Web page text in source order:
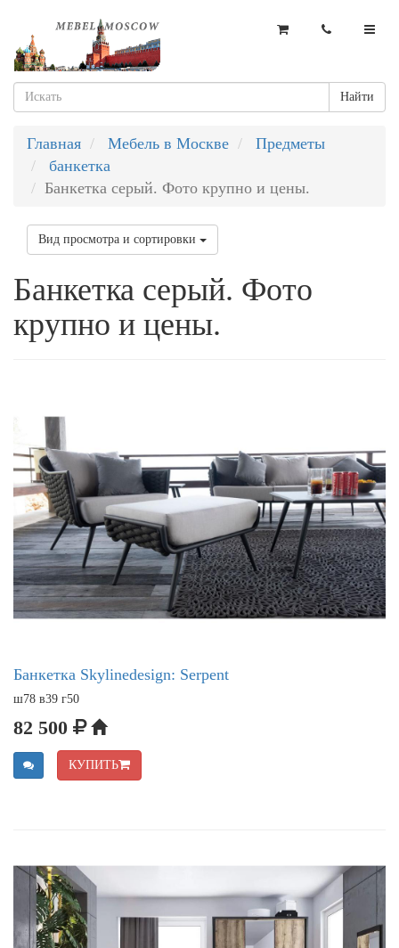
Найти
Главная Мебель в Москве
Предметы
банкетка
Банкетка серый. Фото крупно и цены.
Вид просмотра и сортировки
Банкетка серый. Фото
крупно и цены.
Банкетка Skylinedesign: Serpent
ш78 в39 г50
82 500
КУПИТЬ